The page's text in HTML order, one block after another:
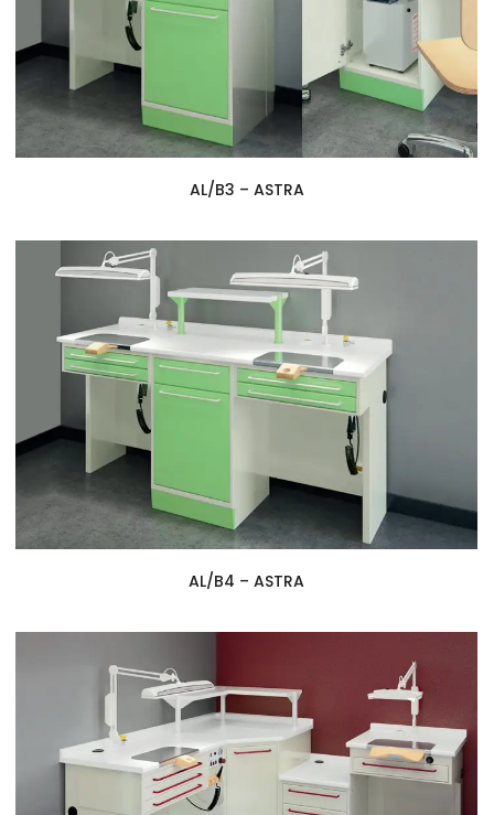
AL/B3 – ASTRA
AL/B4 – ASTRA